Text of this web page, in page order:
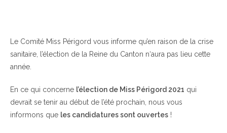
Le Comité Miss Périgord vous informe qu’en raison de la crise
sanitaire, l’élection de la Reine du Canton n‘aura pas lieu cette
année.
En ce qui concerne l’élection de Miss Périgord 2021 qui
devrait se tenir au début de l’été prochain, nous vous
informons que les candidatures sont ouvertes !